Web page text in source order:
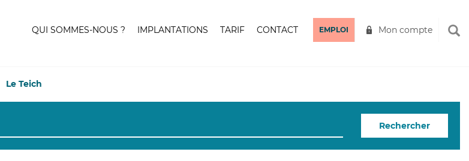
QUI SOMMES-NOUS ? IMPLANTATIONS TARIF CONTACT EMPLOI Mon compte
Le Teich
Rechercher